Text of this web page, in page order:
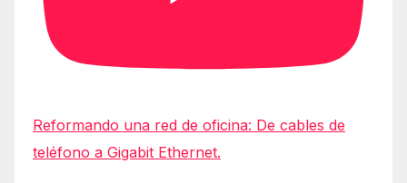
Reformando una red de oficina: De cables de
teléfono a Gigabit Ethernet.